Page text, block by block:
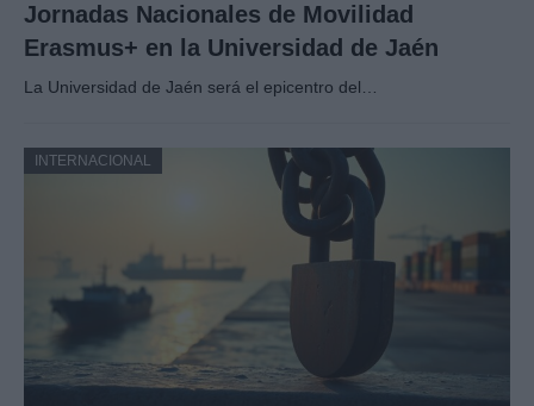
Jornadas Nacionales de Movilidad
Erasmus+ en la Universidad de Jaén
La Universidad de Jaén será el epicentro del…
INTERNACIONAL